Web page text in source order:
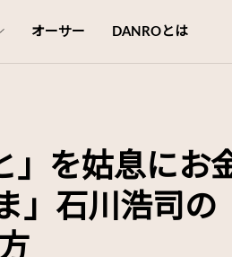
オーサー DANROとは
」を姑息にお
」石川浩司の